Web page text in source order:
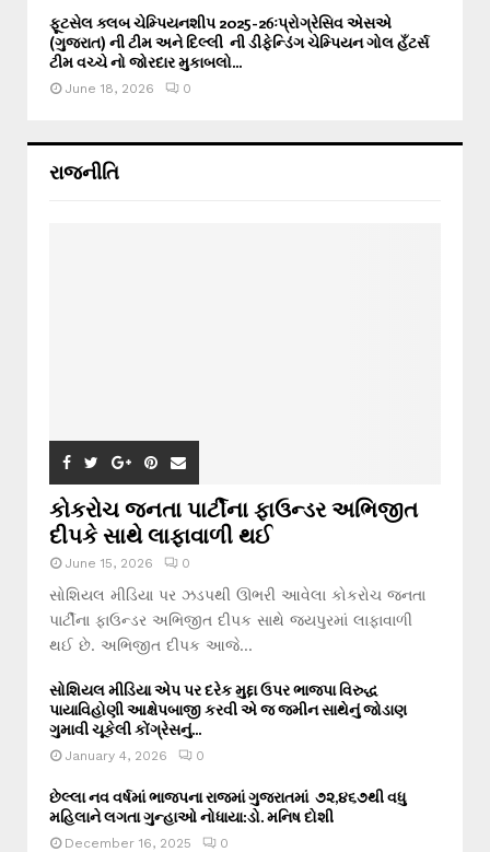
ફૂટસેલ ક્લબ ચેમ્પિયનશીપ 2025-26ઃપ્રોગ્રેસિવ એસએ
(ગુજરાત) ની ટીમ અને દિલ્લી ની ડીફેન્ડિંગ ચેમ્પિયન ગોલ હઁટર્સ
ટીમ વચ્ચે નો જોરદાર મુકાબલો...
June 18, 2026 0
રાજનીતિ
કોકરોચ જનતા પાર્ટીના ફાઉન્ડર અભિજીત
દીપકે સાથે લાફાવાળી થઈ
June 15, 2026 0
સોશિયલ મીડિયા પર ઝડપથી ઊભરી આવેલા કોકરોચ જનતા
પાર્ટીના ફાઉન્ડર અભિજીત દીપક સાથે જયપુરમાં લાફાવાળી
થઈ છે. અભિજીત દીપક આજે...
સોશિયલ મીડિયા એપ પર દરેક મુદ્દા ઉપર ભાજપા વિરુદ્ધ
પાયાવિહોણી આક્ષેપબાજી કરવી એ જ જમીન સાથેનું જોડાણ
ગુમાવી ચૂકેલી કોંગ્રેસનું...
January 4, 2026 0
છેલ્લા નવ વર્ષમાં ભાજપના રાજમાં ગુજરાતમાં ૭૨,૪૬૭થી વધુ
મહિલાને લગતા ગુન્હાઓ નોધાયા:ડો. મનિષ દોશી
December 16, 2025 0